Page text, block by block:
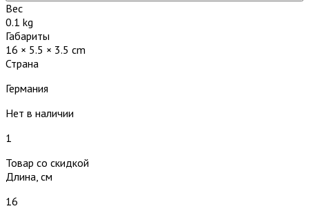
Вес
0.1 kg
Габариты
16 × 5.5 × 3.5 cm
Страна
Германия
Нет в наличии
1
Товар со скидкой
Длина, см
16